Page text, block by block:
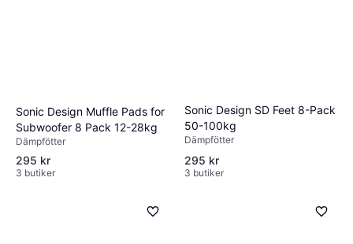
Sonic Design Muffle Pads for
Subwoofer 8 Pack 12-28kg
Dämpfötter
295 kr
3 butiker
Sonic Design SD Feet 8-Pack
50-100kg
Dämpfötter
295 kr
3 butiker